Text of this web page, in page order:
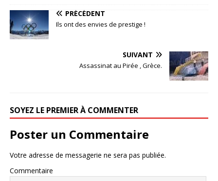
PRÉCÉDENT
Ils ont des envies de prestige !
SUIVANT
Assassinat au Pirée , Grèce.
SOYEZ LE PREMIER À COMMENTER
Poster un Commentaire
Votre adresse de messagerie ne sera pas publiée.
Commentaire